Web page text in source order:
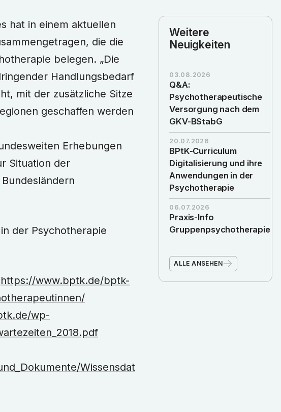
hat in einem aktuellen
die die
belegen. „Die
Handlungsbedarf
mit der zusätzliche Sitze
geschaffen werden
Erhebungen
Situation der
der Psychotherapie
https://www.bptk.de/bptk-
wp-
Wissensdatenbank_oeffentlich/
Weitere
Neuigkeiten
03.08.2026
Q&A:
Psychotherapeutische
Versorgung nach dem
GKV-BStabG
20.07.2026
BPtK-Curriculum
Digitalisierung und ihre
Anwendungen in der
Psychotherapie
06.07.2026
Praxis-Info
Gruppenpsychotherapie
ALLE ANSEHEN